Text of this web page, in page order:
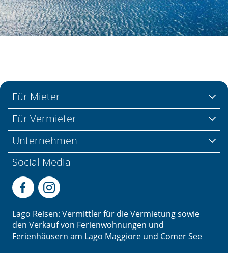
Für Mieter
Für Vermieter
Unternehmen
Social Media
Lago Reisen: Vermittler für die Vermietung sowie
den Verkauf von Ferienwohnungen und
Ferienhäusern am Lago Maggiore und Comer See